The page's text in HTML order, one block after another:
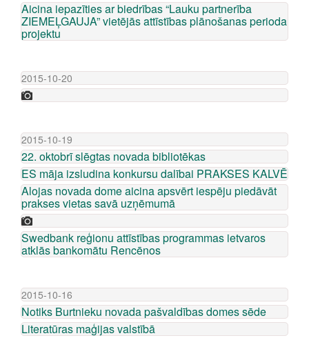
Aicina iepazīties ar biedrības “Lauku partnerība
ZIEMEĻGAUJA” vietējās attīstības plānošanas perioda
projektu
2015-10-20
2015-10-19
22. oktobrī slēgtas novada bibliotēkas
ES māja izsludina konkursu dalībai PRAKSES KALVĒ
Alojas novada dome aicina apsvērt iespēju piedāvāt
prakses vietas savā uzņēmumā
Swedbank reģionu attīstības programmas ietvaros
atklās bankomātu Rencēnos
2015-10-16
Notiks Burtnieku novada pašvaldības domes sēde
Literatūras maģijas valstībā